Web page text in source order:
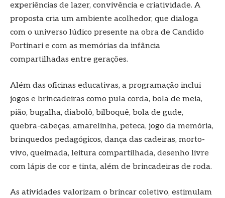
experiências de lazer, convivência e criatividade. A
proposta cria um ambiente acolhedor, que dialoga
com o universo lúdico presente na obra de Candido
Portinari e com as memórias da infância
compartilhadas entre gerações.
Além das oficinas educativas, a programação inclui
jogos e brincadeiras como pula corda, bola de meia,
pião, bugalha, diabolô, bilboquê, bola de gude,
quebra-cabeças, amarelinha, peteca, jogo da memória,
brinquedos pedagógicos, dança das cadeiras, morto-
vivo, queimada, leitura compartilhada, desenho livre
com lápis de cor e tinta, além de brincadeiras de roda.
As atividades valorizam o brincar coletivo, estimulam